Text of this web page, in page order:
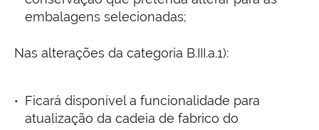
embalagens selecionadas;
Nas alterações da categoria B.III.a.1):
Ficará disponível a funcionalidade para
atualização da cadeia de fabrico do